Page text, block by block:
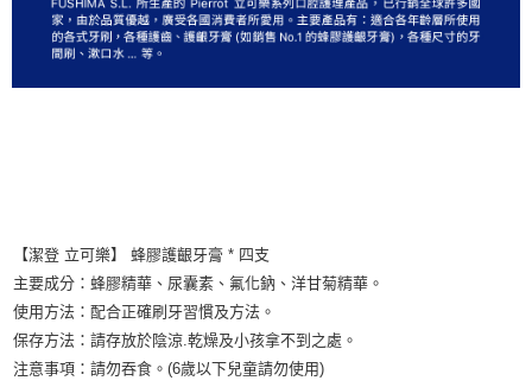
【潔登 立可樂】 蜂膠護齦牙膏 * 四支
主要成分：蜂膠精華、尿囊素、氟化鈉、洋甘菊精華。
使用方法：配合正確刷牙習慣及方法。
保存方法：請存放於陰涼.乾燥及小孩拿不到之處。
注意事項：請勿吞食。(6歲以下兒童請勿使用)